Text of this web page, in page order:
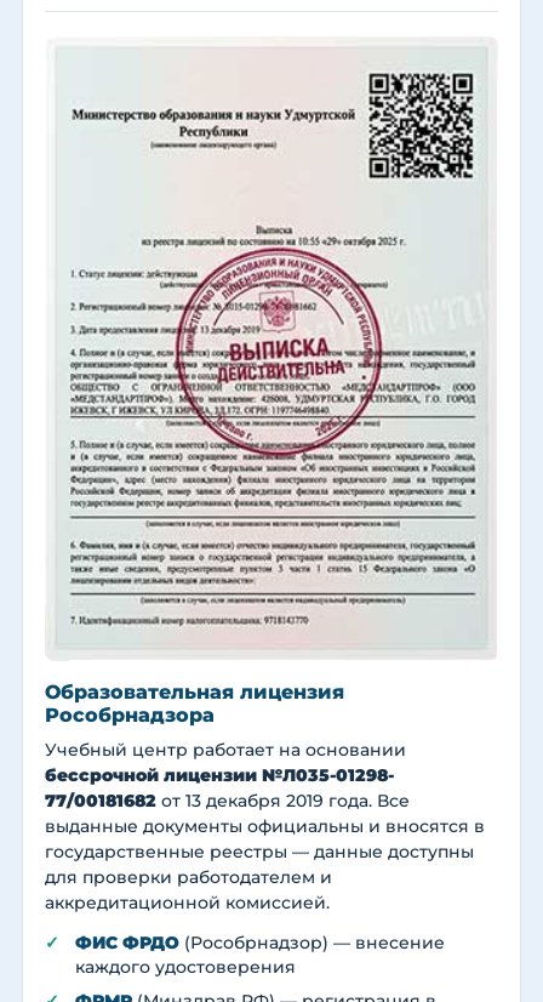
Образовательная лицензия
Рособрнадзора
Учебный центр работает на основании
бессрочной лицензии №Л035-01298-
77/00181682 от 13 декабря 2019 года. Все
выданные документы официальны и вносятся в
государственные реестры — данные доступны
для проверки работодателем и
аккредитационной комиссией.
ФИС ФРДО (Рособрнадзор) — внесение
каждого удостоверения